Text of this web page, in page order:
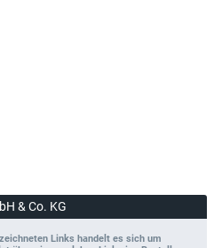
& Co. KG
Links handelt es sich um